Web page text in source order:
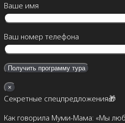
Ваше имя
Ваш номер телефона
×
Секретные спецпредложения🎁
Как говорила Муми-Мама: «Мы